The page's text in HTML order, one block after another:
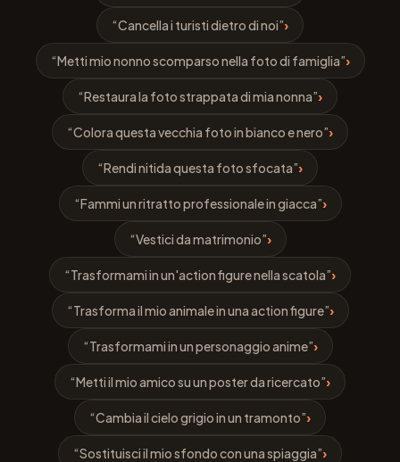
“Cancella i turisti dietro di noi”›
“Metti mio nonno scomparso nella foto di famiglia”›
“Restaura la foto strappata di mia nonna”›
“Colora questa vecchia foto in bianco e nero”›
“Rendi nitida questa foto sfocata”›
“Fammi un ritratto professionale in giacca”›
“Vestici da matrimonio”›
“Trasformami in un'action figure nella scatola”›
“Trasforma il mio animale in una action figure”›
“Trasformami in un personaggio anime”›
“Metti il mio amico su un poster da ricercato”›
“Cambia il cielo grigio in un tramonto”›
“Sostituisci il mio sfondo con una spiaggia”›